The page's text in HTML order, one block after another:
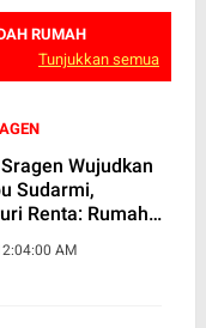
RUMAH
Tunjukkan semua
Wujudkan
Sudarmi,
Renta: Rumah
ke 79
AM